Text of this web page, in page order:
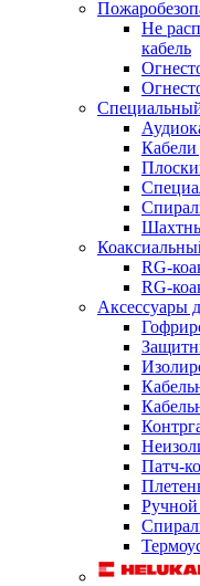
Не
кабель
Кабели
RG-
RG-
Аксессуары
Патч-